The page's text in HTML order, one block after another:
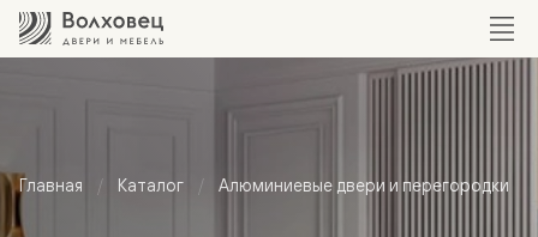
Главная Каталог Алюминиевые двери и перегородки